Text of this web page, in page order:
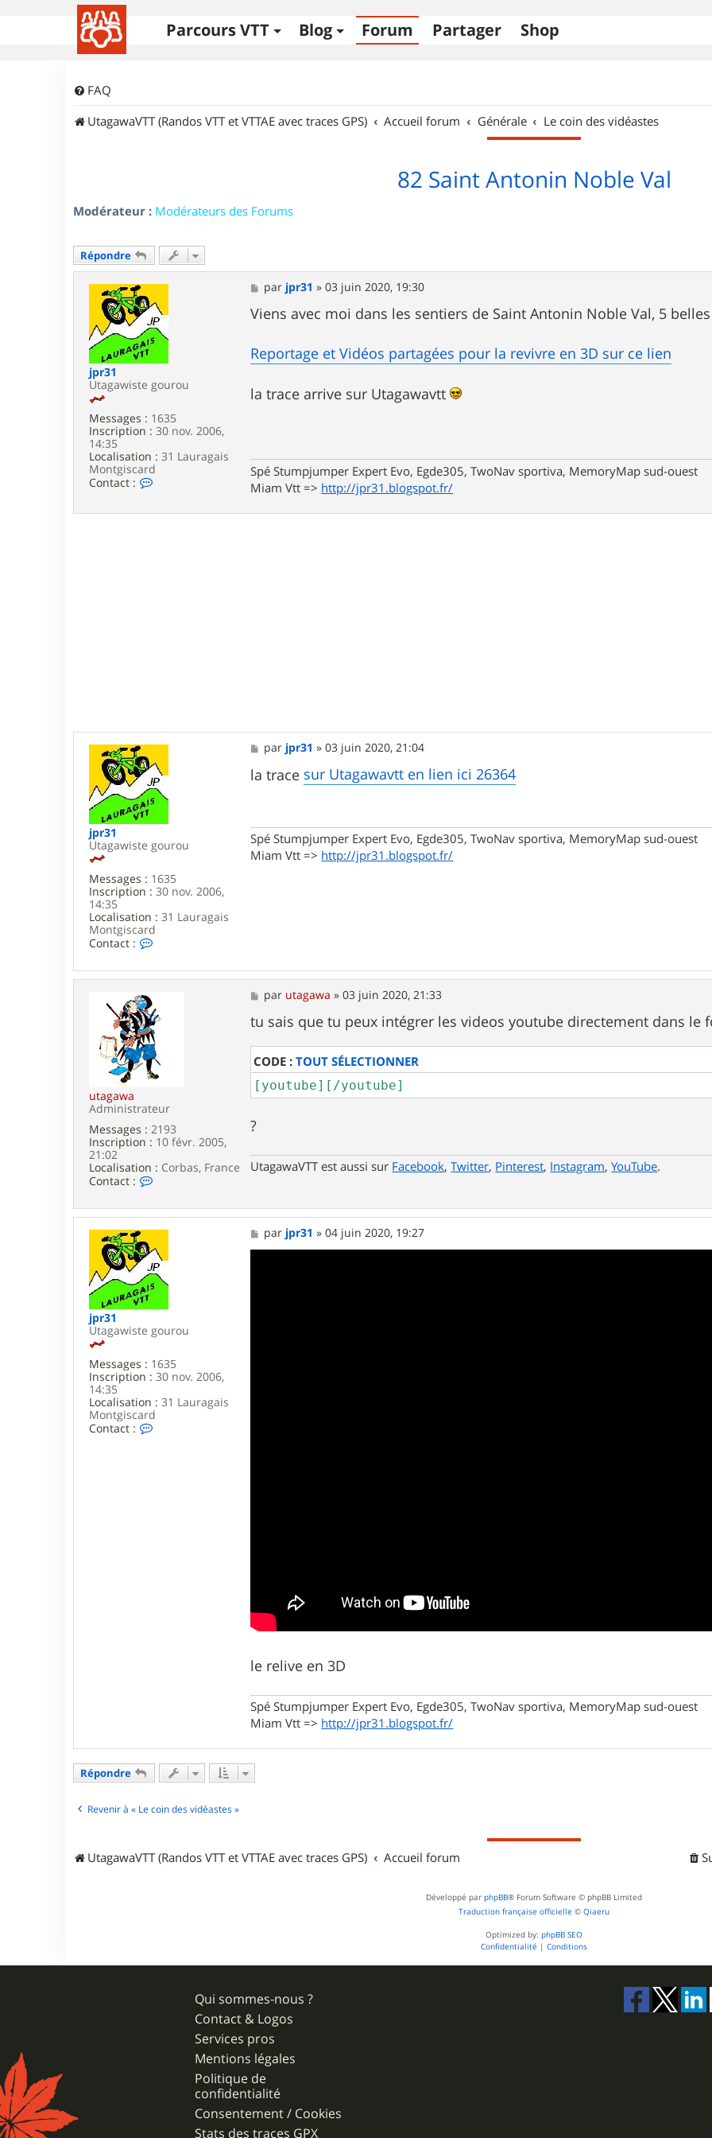
Parcours VTT Blog Forum Partager Shop
FAQ
UtagawaVTT (Randos VTT et VTTAE avec traces GPS)
Accueil forum Générale Le coin des vidéastes
82 Saint Antonin Noble Val
Modérateur : Modérateurs des Forums
Répondre
jpr31
Utagawiste gourou
Messages : 1635
Inscription : 30 nov. 2006,
14:35
Localisation : 31 Lauragais
Montgiscard
Contact :
t
M
e
s
s
g
e
par jpr31 »03 juin 2020, 19:30
Viens avec moi dans les sentiers de Saint Antonin Noble Val, 5
Reportage et Vidéos partagées pour la revivre en 3D sur ce lien
la trace arrive sur Utagawavtt
Spé Stumpjumper Expert Evo, Egde305, TwoNav sportiva, MemoryMap sud-ouest
Miam Vtt => http://jpr31.blogspot.fr/
jpr31
Utagawiste gourou
Messages : 1635
Inscription : 30 nov. 2006,
14:35
Localisation : 31 Lauragais
Montgiscard
Contact :
t
t
e
r
j
p
r
1
M
e
s
s
par jpr31 »03 juin 2020, 21:04
la trace sur Utagawavtt en lien ici 26364
Spé Stumpjumper Expert Evo, Egde305, TwoNav sportiva, MemoryMap sud-ouest
Miam Vtt => http://jpr31.blogspot.fr/
utagawa
Administrateur
Messages : 2193
Inscription : 10 févr. 2005,
21:02
Localisation : Corbas, France
Contact :
t
a
c
t
e
r
u
t
g
w
a
M
e
s
s
a
g
e
par utagawa »03 juin 2020, 21:33
tu sais que tu peux intégrer les videos youtube directement dans le
CODE :TOUT SÉLECTIONNER
[youtube][/youtube]
?
UtagawaVTT est aussi sur Facebook,Twitter, Pinterest, Instagram,YouTube.
jpr31
Utagawiste gourou
Messages : 1635
Inscription : 30 nov. 2006,
14:35
Localisation : 31 Lauragais
Montgiscard
Contact :
M
e
par jpr31 »04 juin 2020, 19:27
le relive en 3D
Spé Stumpjumper Expert Evo, Egde305, TwoNav sportiva, MemoryMap sud-ouest
Miam Vtt => http://jpr31.blogspot.fr/
Répondre
Revenir à « Le coin des vidéastes »
UtagawaVTT (Randos VTT et VTTAE avec traces GPS) Accueil forum
Développé par phpBB® Forum Software © phpBB Limited
Traduction française officielle © Qiaeru
Optimized by: phpBB SEO
Confidentialité | Conditions
Qui sommes-nous ?
Contact & Logos
Services pros
Mentions légales
Politique de
confidentialité
Consentement / Cookies
Stats des traces GPX